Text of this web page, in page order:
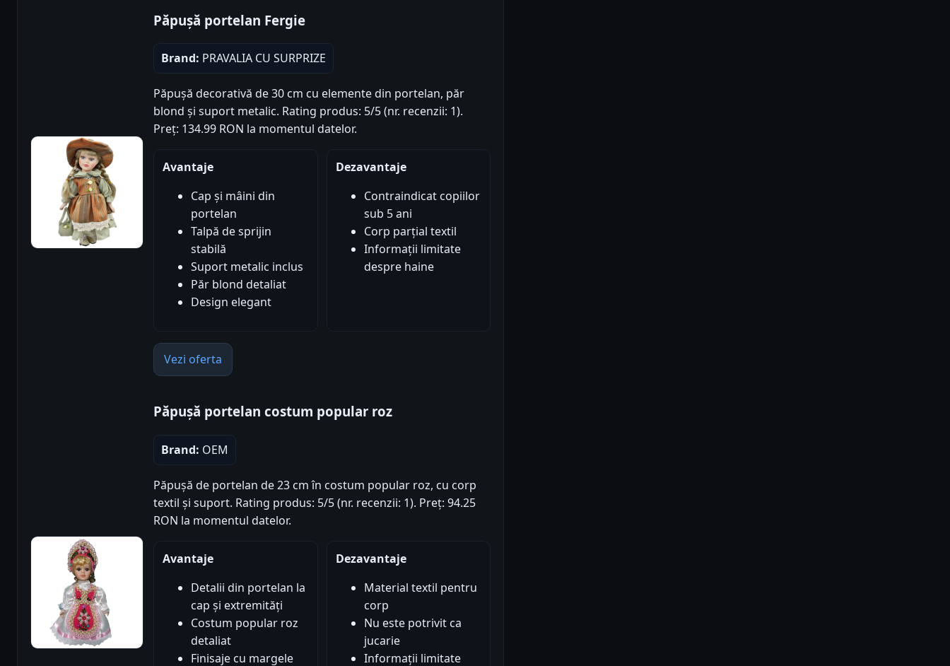
Păpușă portelan Fergie
Brand: PRAVALIA CU SURPRIZE
Păpușă decorativă de 30 cm cu elemente din portelan, păr
blond și suport metalic. Rating produs: 5/5 (nr. recenzii: 1).
Preț: 134.99 RON la momentul datelor.
Avantaje
Cap și mâini din
portelan
Talpă de sprijin
stabilă
Suport metalic inclus
Păr blond detaliat
Design elegant
Dezavantaje
Contraindicat copiilor
sub 5 ani
Corp parțial textil
Informații limitate
despre haine
Vezi oferta
Păpușă portelan costum popular roz
Brand: OEM
Păpușă de portelan de 23 cm în costum popular roz, cu corp
textil și suport. Rating produs: 5/5 (nr. recenzii: 1). Preț: 94.25
RON la momentul datelor.
Avantaje
Detalii din portelan la
cap și extremități
Costum popular roz
detaliat
Finisaje cu margele
Dezavantaje
Material textil pentru
corp
Nu este potrivit ca
jucarie
Informații limitate